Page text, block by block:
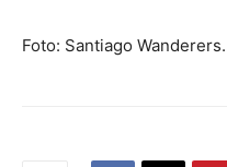
Foto: Santiago Wanderers.